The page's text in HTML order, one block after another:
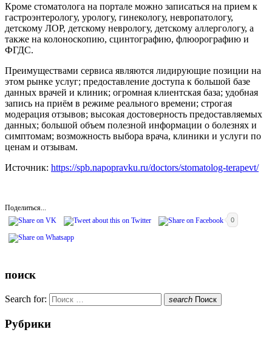
Кроме стоматолога на портале можно записаться на прием к
гастроэнтерологу, урологу, гинекологу, невропатологу,
детскому ЛОР, детскому неврологу, детскому аллергологу, а
также на колоноскопию, сцинтографию, флюорографию и
ФГДС.
Преимуществами сервиса являются лидирующие позиции на
этом рынке услуг; предоставление доступа к большой базе
данных врачей и клиник; огромная клиентская база; удобная
запись на приём в режиме реального времени; строгая
модерация отзывов; высокая достоверность предоставляемых
данных; большой объем полезной информации о болезнях и
симптомам; возможность выбора врача, клиники и услуги по
ценам и отзывам.
Источник: https://spb.napopravku.ru/doctors/stomatolog-terapevt/
Поделиться...
0
поиск
Search for: search Поиск
Рубрики